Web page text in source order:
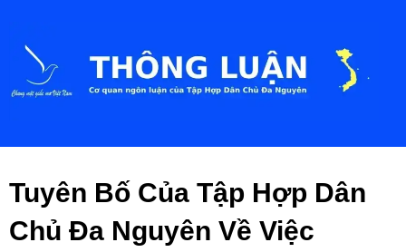
Tuyên Bố Của Tập Hợp Dân
Chủ Đa Nguyên Về Việc